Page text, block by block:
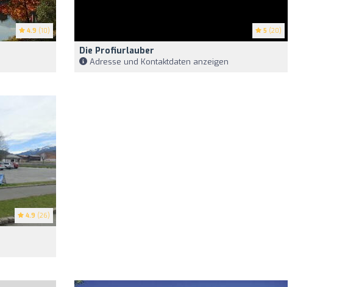
4.9 (10) 5 (20)
Die Profiurlauber
Adresse und Kontaktdaten anzeigen
4.9 (26)